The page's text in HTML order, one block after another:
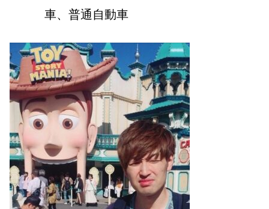
車、普通自動車